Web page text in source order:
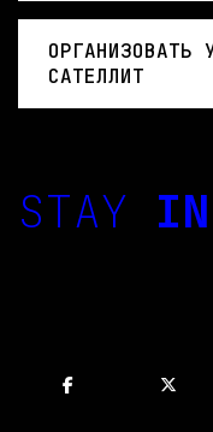
ОРГАНИЗОВАТЬ
САТЕЛЛИТ
STAY